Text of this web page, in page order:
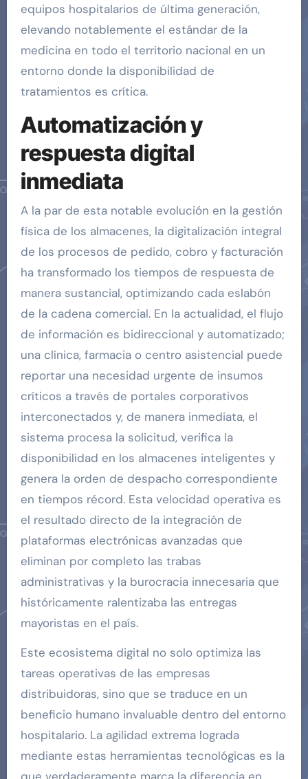
equipos hospitalarios de última generación,
elevando notablemente el estándar de la
medicina en todo el territorio nacional en un
entorno donde la disponibilidad de
tratamientos es crítica.
Automatización y
respuesta digital
inmediata
A la par de esta notable evolución en la gestión
física de los almacenes, la digitalización integral
de los procesos de pedido, cobro y facturación
ha transformado los tiempos de respuesta de
manera sustancial, optimizando cada eslabón
de la cadena comercial. En la actualidad, el flujo
de información es bidireccional y automatizado;
una clínica, farmacia o centro asistencial puede
reportar una necesidad urgente de insumos
críticos a través de portales corporativos
interconectados y, de manera inmediata, el
sistema procesa la solicitud, verifica la
disponibilidad en los almacenes inteligentes y
genera la orden de despacho correspondiente
en tiempos récord. Esta velocidad operativa es
el resultado directo de la integración de
plataformas electrónicas avanzadas que
eliminan por completo las trabas
administrativas y la burocracia innecesaria que
históricamente ralentizaba las entregas
mayoristas en el país.
Este ecosistema digital no solo optimiza las
tareas operativas de las empresas
distribuidoras, sino que se traduce en un
beneficio humano invaluable dentro del entorno
hospitalario. La agilidad extrema lograda
mediante estas herramientas tecnológicas es la